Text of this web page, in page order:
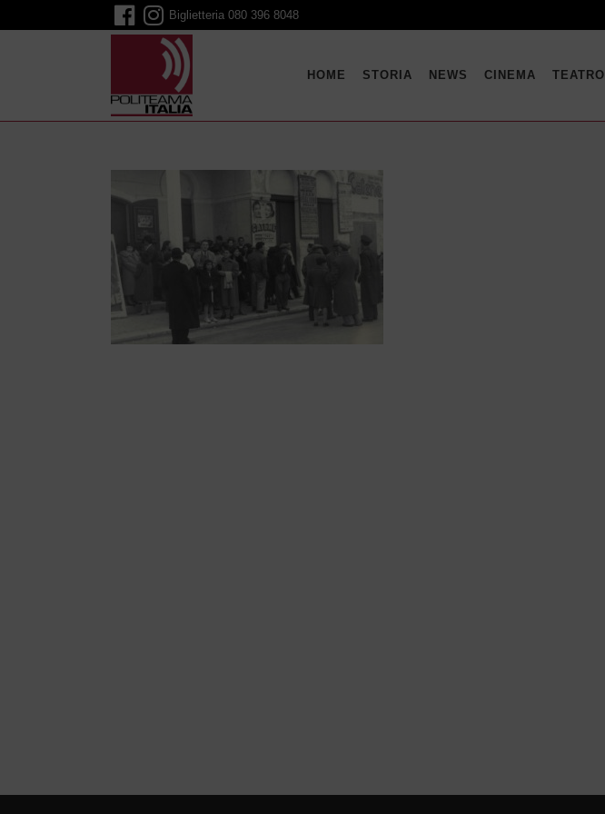
Biglietteria 080 396 8048
HOME STORIA NEWS CINEMA TEATRO